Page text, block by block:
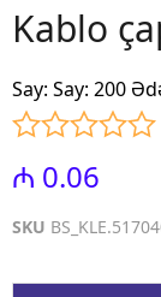
Kablo
Say: Say: 200
₼ 0.06
SKU